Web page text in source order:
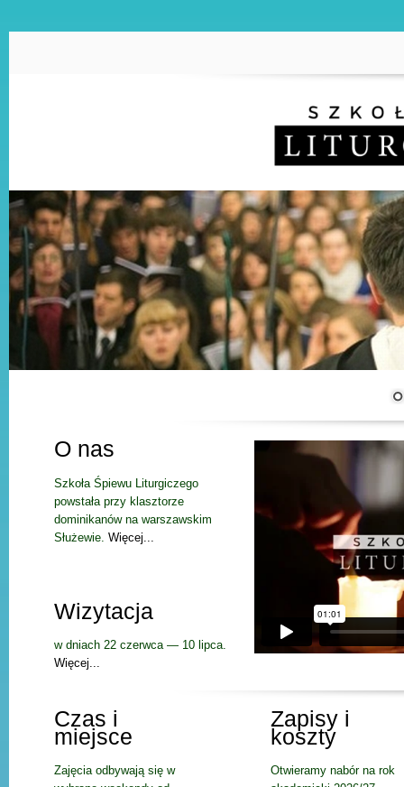
O nas
Szkoła Śpiewu Liturgiczego
powstała przy klasztorze
dominikanów na warszawskim
Służewie. Więcej...
Wizytacja
w dniach 22 czerwca — 10 lipca.
Więcej...
Czas i
miejsce
Zajęcia odbywają się w
Zapisy i
koszty
Otwieramy nabór na rok